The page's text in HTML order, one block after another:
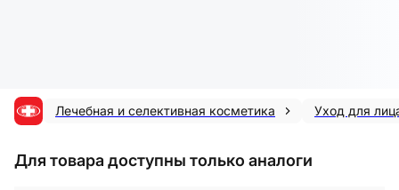
Лечебная и селективная косметика Уход для
Для товара доступны только аналоги